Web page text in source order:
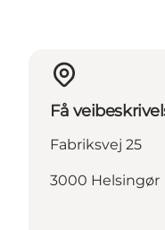
Få
Fabriksvej 25
3000 Helsingør